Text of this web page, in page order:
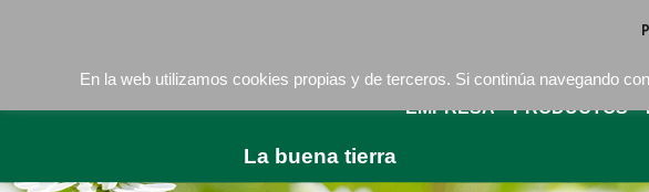
La buena tierra
EMPRESA PRODUCTOS
En la web utilizamos cookies propias y de terceros. Si continúa navegando